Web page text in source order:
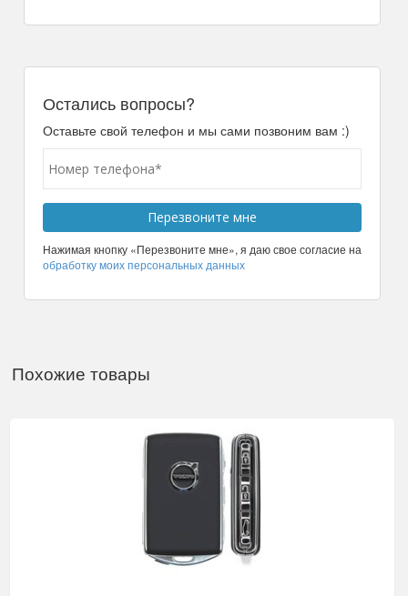
Остались вопросы?
Оставьте свой телефон и мы сами позвоним вам :)
Нажимая кнопку «Перезвоните мне», я даю свое согласие на
обработку моих персональных данных
Похожие товары